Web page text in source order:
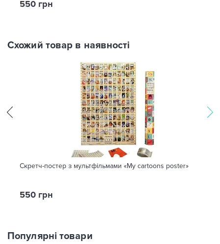
550 грн
Схожий товар в наявності
Скретч-постер з мультфільмами «My сartoons рoster»
550 грн
Популярні товари